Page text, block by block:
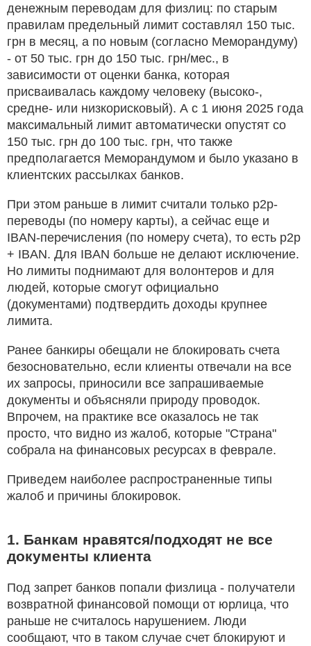
денежным переводам для физлиц: по старым
правилам предельный лимит составлял 150 тыс.
грн в месяц, а по новым (согласно Меморандуму)
- от 50 тыс. грн до 150 тыс. грн/мес., в
зависимости от оценки банка, которая
присваивалась каждому человеку (высоко-,
средне- или низкорисковый). А с 1 июня 2025 года
максимальный лимит автоматически опустят со
150 тыс. грн до 100 тыс. грн, что также
предполагается Меморандумом и было указано в
клиентских рассылках банков.
При этом раньше в лимит считали только p2p-
переводы (по номеру карты), а сейчас еще и
IBAN-перечисления (по номеру счета), то есть p2p
+ IBAN. Для IBAN больше не делают исключение.
Но лимиты поднимают для волонтеров и для
людей, которые смогут официально
(документами) подтвердить доходы крупнее
лимита.
Ранее банкиры обещали не блокировать счета
безосновательно, если клиенты отвечали на все
их запросы, приносили все запрашиваемые
документы и объясняли природу проводок.
Впрочем, на практике все оказалось не так
просто, что видно из жалоб, которые "Страна"
собрала на финансовых ресурсах в феврале.
Приведем наиболее распространенные типы
жалоб и причины блокировок.
1. Банкам нравятся/подходят не все
документы клиента
Под запрет банков попали физлица - получатели
возвратной финансовой помощи от юрлица, что
раньше не считалось нарушением. Люди
сообщают, что в таком случае счет блокируют и